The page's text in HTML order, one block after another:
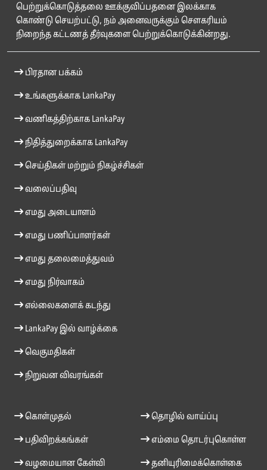
பெற்றுக்கொடுத்தலை ஊக்குவிப்பதனை இலக்காக
கொண்டு செயற்பட்டு, நம் அனைவருக்கும் சௌகரியம்
நிறைந்த கட்டணத் தீர்வுகளை பெற்றுக்கொடுக்கின்றது.
பிரதான பக்கம்
உங்களுக்காக LankaPay
வணிகத்திற்காக LankaPay
நிதித்துறைக்காக LankaPay
செய்திகள் மற்றும் நிகழ்ச்சிகள்
வலைப்பதிவு
எமது அடையாளம்
எமது பணிப்பாளர்கள்
எமது தலைமைத்துவம்
எமது நிர்வாகம்
எல்லைகளைக் கடந்து
LankaPay இல் வாழ்க்கை
வெகுமதிகள்
நிறுவன விவரங்கள்
கொள்முதல்
பதிவிறக்கங்கள்
வழமையான கேள்வி
தொழில் வாய்ப்பு
எம்மை தொடர்புகொள்ள
தனியுரிமைக்கொள்கை